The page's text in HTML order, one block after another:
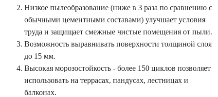
Низкое пылеобразование (ниже в 3 раза по сравнению с
обычными цементными составами) улучшает условия
труда и защищает смежные чистые помещения от пыли.
Возможность выравнивать поверхности толщиной слоя
до 15 мм.
Высокая морозостойкость - более 150 циклов позволяет
использовать на террасах, пандусах, лестницах и
балконах.